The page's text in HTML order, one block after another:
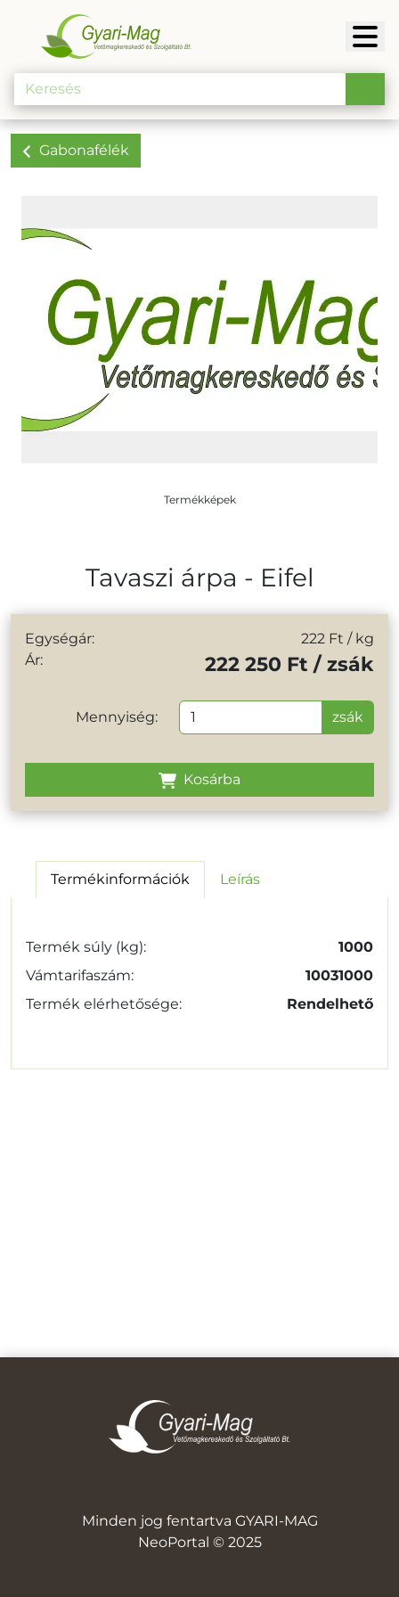
Gabonafélék
Termékképek
Tavaszi árpa - Eifel
Egységár: 222 Ft / kg
Ár:
222 250 Ft / zsák
Mennyiség: zsák
Kosárba
Termékinformációk Leírás
Termék súly (kg):
1000
Vámtarifaszám:
10031000
Termék elérhetősége:
Rendelhető
Minden jog fentartva GYARI-MAG
NeoPortal © 2025